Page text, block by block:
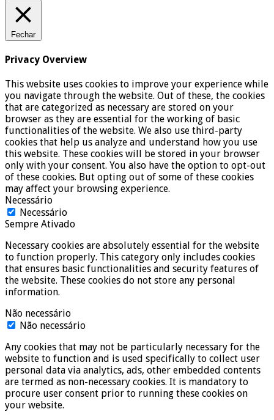
Fechar
Privacy Overview
This website uses cookies to improve your experience while
you navigate through the website. Out of these, the cookies
that are categorized as necessary are stored on your
browser as they are essential for the working of basic
functionalities of the website. We also use third-party
cookies that help us analyze and understand how you use
this website. These cookies will be stored in your browser
only with your consent. You also have the option to opt-out
of these cookies. But opting out of some of these cookies
may affect your browsing experience.
Necessário
Necessário
Sempre Ativado
Necessary cookies are absolutely essential for the website
to function properly. This category only includes cookies
that ensures basic functionalities and security features of
the website. These cookies do not store any personal
information.
Não necessário
Não necessário
Any cookies that may not be particularly necessary for the
website to function and is used specifically to collect user
personal data via analytics, ads, other embedded contents
are termed as non-necessary cookies. It is mandatory to
procure user consent prior to running these cookies on
your website.